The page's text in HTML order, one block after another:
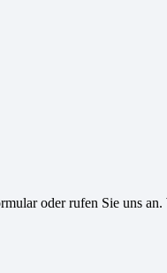
oder rufen Sie uns